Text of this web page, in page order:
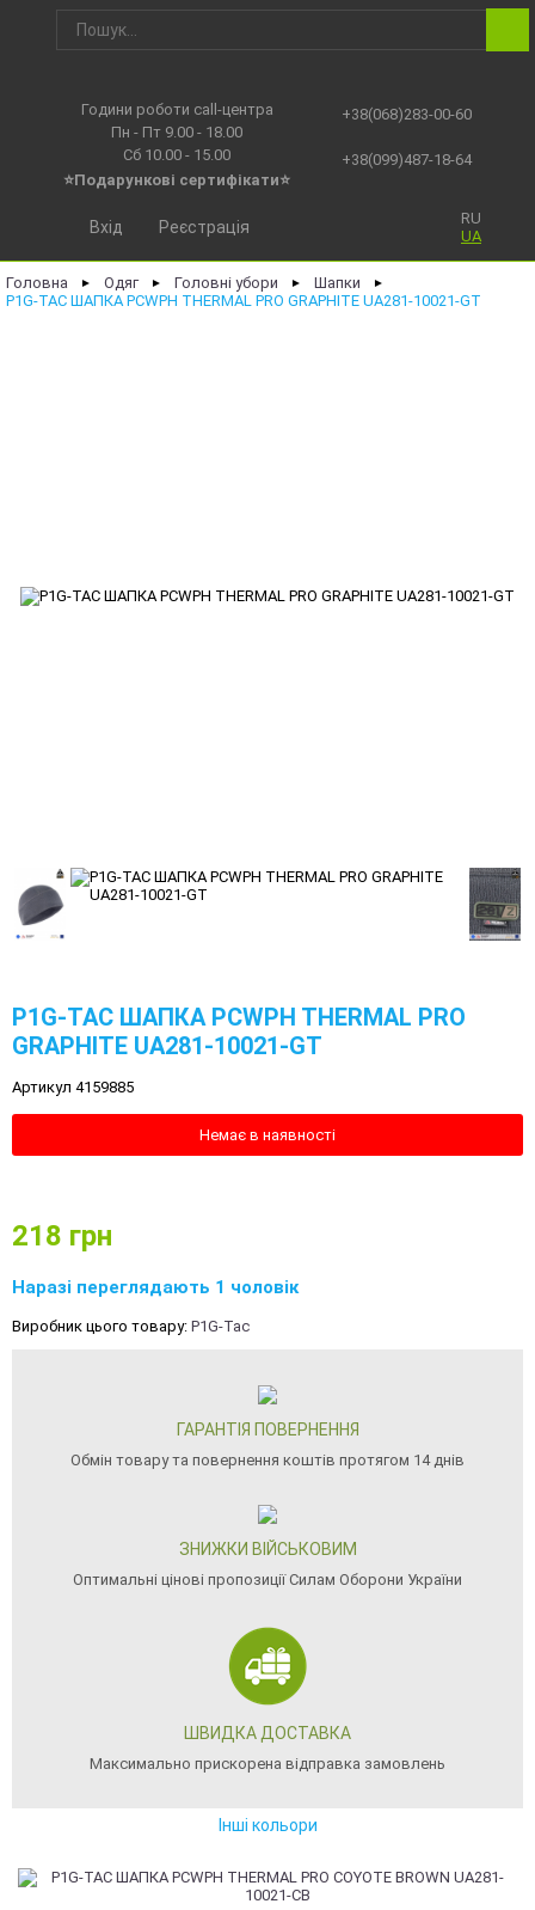
Години роботи call-центра
Пн - Пт 9.00 - 18.00
Сб 10.00 - 15.00
⭐Подарункові сертифікати⭐
+38(068)283-00-60
+38(099)487-18-64
RU
UA
Вхід Реєстрація
Головна ► Одяг ► Головні убори ► Шапки ►
P1G-TAC ШАПКА PCWPH THERMAL PRO GRAPHITE UA281-10021-GT
P1G-TAC ШАПКА PCWPH THERMAL PRO
GRAPHITE UA281-10021-GT
Артикул 4159885
Немає в наявності
218 грн
Наразі переглядають 1 чоловік
Виробник цього товару: P1G-Tac
ГАРАНТІЯ ПОВЕРНЕННЯ
Обмін товару та повернення коштів протягом 14 днів
ЗНИЖКИ ВІЙСЬКОВИМ
Оптимальні цінові пропозиції Силам Оборони України
ШВИДКА ДОСТАВКА
Максимально прискорена відправка замовлень
Інші кольори